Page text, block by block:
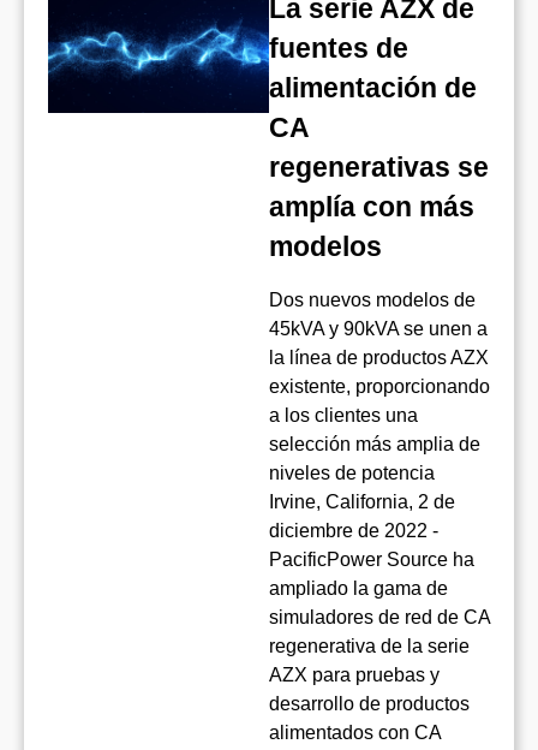
La serie AZX de
fuentes de
alimentación de
CA
regenerativas se
amplía con más
modelos
Dos nuevos modelos de
45kVA y 90kVA se unen a
la línea de productos AZX
existente, proporcionando
a los clientes una
selección más amplia de
niveles de potencia
Irvine, California, 2 de
diciembre de 2022 -
PacificPower Source ha
ampliado la gama de
simuladores de red de CA
regenerativa de la serie
AZX para pruebas y
desarrollo de productos
alimentados con CA